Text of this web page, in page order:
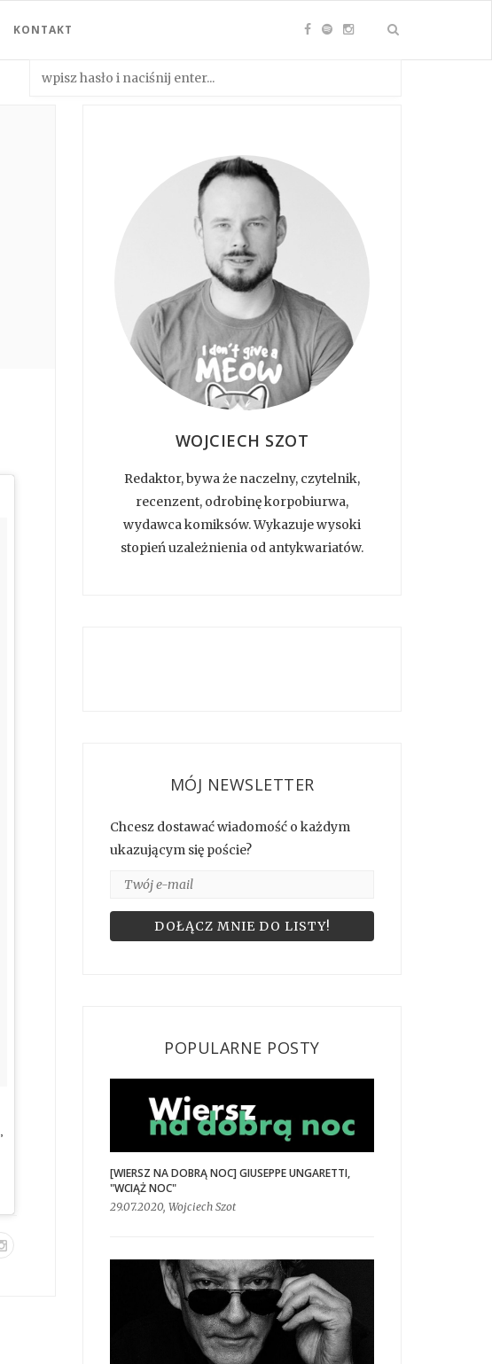
KONTAKT
WOJCIECH SZOT
Redaktor, bywa że naczelny, czytelnik,
recenzent, odrobinę korpobiurwa,
wydawca komiksów. Wykazuje wysoki
stopień uzależnienia od antykwariatów.
MÓJ NEWSLETTER
Chcesz dostawać wiadomość o każdym
ukazującym się poście?
POPULARNE POSTY
[WIERSZ NA DOBRĄ NOC] GIUSEPPE UNGARETTI,
"WCIĄŻ NOC"
29.07.2020, Wojciech Szot